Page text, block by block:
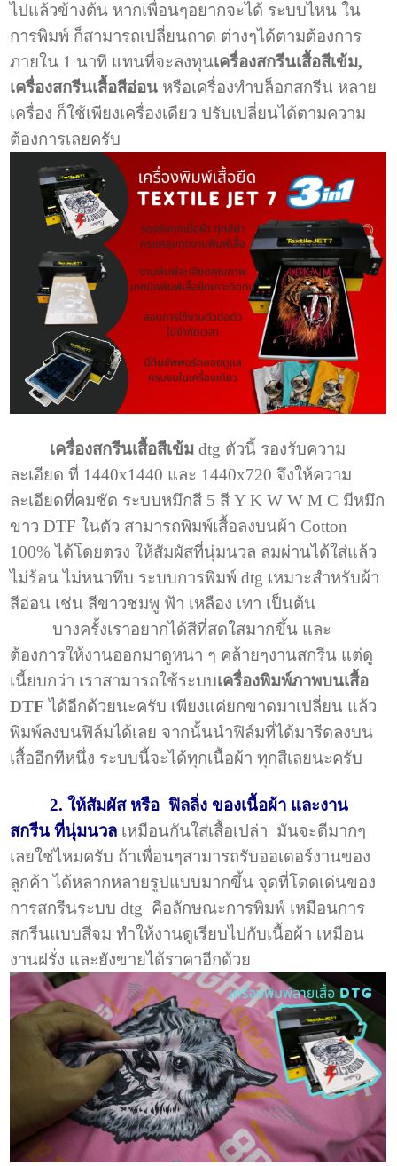
ไปแล้วข้างต้น หากเพื่อนๆอยากจะได้ ระบบไหน ใน
การพิมพ์ ก็สามารถเปลี่ยนถาด ต่างๆได้ตามต้องการ
ภายใน 1 นาที แทนที่จะลงทุนเครื่องสกรีนเสื้อสีเข้ม,
เครื่องสกรีนเสื้อสีอ่อน หรือเครื่องทำบล็อกสกรีน หลาย
เครื่อง ก็ใช้เพียงเครื่องเดียว ปรับเปลี่ยนได้ตามความ
ต้องการเลยครับ
เครื่องสกรีนเสื้อสีเข้ม dtg ตัวนี้ รองรับความ
ละเอียด ที่ 1440x1440 และ 1440x720 จึงให้ความ
ละเอียดที่คมชัด ระบบหมึกสี 5 สี Y K W W M C มีหมึก
ขาว DTF ในตัว สามารถพิมพ์เสื้อลงบนผ้า Cotton
100% ได้โดยตรง ให้สัมผัสที่นุ่มนวล ลมผ่านได้ใส่แล้ว
ไม่ร้อน ไม่หนาทึบ ระบบการพิมพ์ dtg เหมาะสำหรับผ้า
สีอ่อน เช่น สีขาวชมพู ฟ้า เหลือง เทา เป็นต้น
บางครั้งเราอยากได้สีที่สดใสมากขึ้น และ
ต้องการให้งานออกมาดูหนา ๆ คล้ายๆงานสกรีน แต่ดู
เนี้ยบกว่า เราสามารถใช้ระบบเครื่องพิมพ์ภาพบนเสื้อ
DTF ได้อีกด้วยนะครับ เพียงแค่ยกขาดมาเปลี่ยน แล้ว
พิมพ์ลงบนฟิล์มได้เลย จากนั้นนำฟิล์มที่ได้มารีดลงบน
เสื้ออีกทีหนึ่ง ระบบนี้จะได้ทุกเนื้อผ้า ทุกสีเลยนะครับ
2. ให้สัมผัส หรือ ฟิลลิ่ง ของเนื้อผ้า และงาน
สกรีน ที่นุ่มนวล เหมือนกันใส่เสื้อเปล่า มันจะดีมากๆ
เลยใช่ไหมครับ ถ้าเพื่อนๆสามารถรับออเดอร์งานของ
ลูกค้า ได้หลากหลายรูปแบบมากขึ้น จุดที่โดดเด่นของ
การสกรีนระบบ dtg คือลักษณะการพิมพ์ เหมือนการ
สกรีนแบบสีจม ทำให้งานดูเรียบไปกับเนื้อผ้า เหมือน
งานฝรั่ง และยังขายได้ราคาอีกด้วย